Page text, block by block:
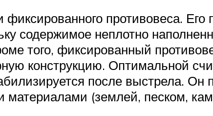
фиксированного противовеса.
содержимое неплотно
того, фиксированный
конструкцию. Оптимальной
после выстрела.
(землей, песком,